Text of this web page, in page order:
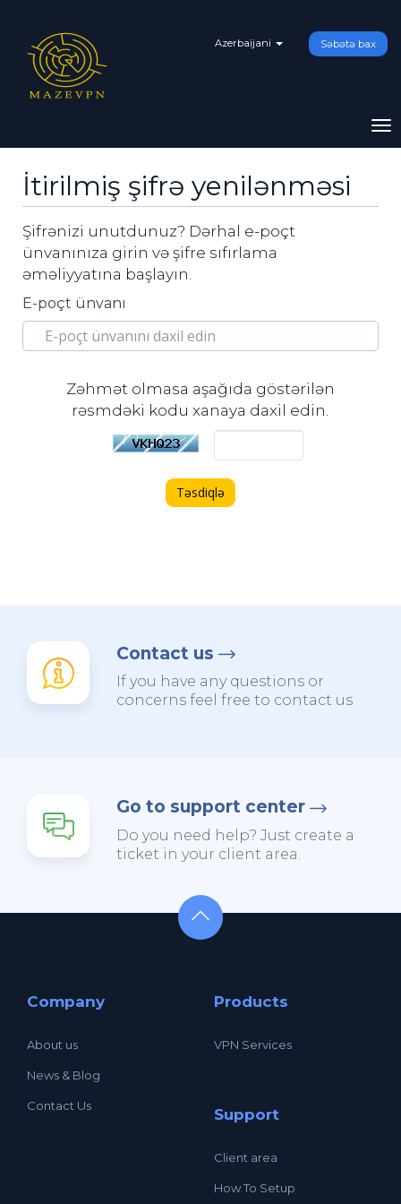
Azerbaijani Səbətə bax
İtirilmiş şifrə yenilənməsi
Şifrənizi unutdunuz? Dərhal e-poçt
ünvanınıza girin və şifre sıfırlama
əməliyyatına başlayın.
E-poçt ünvanı
Zəhmət olmasa aşağıda göstərilən
rəsmdəki kodu xanaya daxil edin.
Təsdiqlə
Contact us
If you have any questions or
concerns feel free to contact us
Go to support center
Do you need help? Just create a
ticket in your client area.
Company
About us
News & Blog
Contact Us
Products
VPN Services
Support
Client area
How To Setup